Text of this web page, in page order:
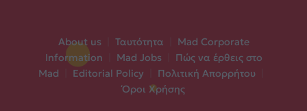
About us Ταυτότητα
Mad Corporate
Information
Mad Jobs
Πώς να έρθεις στο
Mad
Editorial Policy Πολιτική Απορρήτου
Όροι Χρήσης